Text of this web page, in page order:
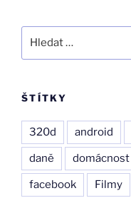
ŠTÍTKY
320d android
daně domácnost
facebook Filmy